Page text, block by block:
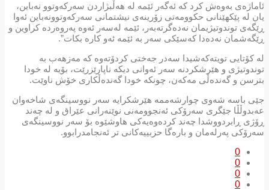
ئاماژەی بەوەش کرد کە ئەگەر ئێمە لە هەڵبژاردن سەرکەوتوو نەباین،
یان لە پێکهێنانی حکوومەتی زۆرینەی نیشتمانی سه‌ركه‌وتوونه‌باین ئەوا
ڕێگه‌ی توندوتیژیمان نەدەگرتەبەر، ئێمە لەسەر ئەوە پەروەردە کراوین و
ڕێگەشمان نەدەدا کەسێکی سەر بە ئێمە ئەو کارە بکات”.
لە کۆتایی تویتەکەشیدا سەدر جەختی کردۆتەوە کە مەزهەب بە
توندوتیژی و هێرشکردنە سەر ئەوانی دیکە ناپارێزرێت، بۆیە لە خودا
بترسن و گەندەڵی مەکەن، چونکە خودا گه‌نده‌ڵكاری خۆش ناوێت.
جێی باسە شەوى چوارشەممە هێرشکرایە سەر نووسینگەی شاخەوان
عەبدوڵڵا جێگری سەرۆکی ئەنجوومەنی نوێنەرانی عێراق و لە چەند
ڕۆژی ڕابردووشدا چەند کردەوەیه‌كی هاوشێوە بۆ سه‌ر نووسینگه‌ی
سه‌رۆكی په‌رله‌مان و باره‌گا حزبییه‌كانی تر ئه‌نجامدرابوو.
0
0
0
0